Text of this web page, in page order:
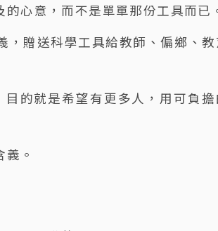
心意，而不是單單那份工具而已
，贈送科學工具給教師、偏鄉、
的就是希望有更多人，用可負
。